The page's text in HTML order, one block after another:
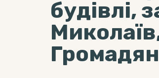
будівлі,